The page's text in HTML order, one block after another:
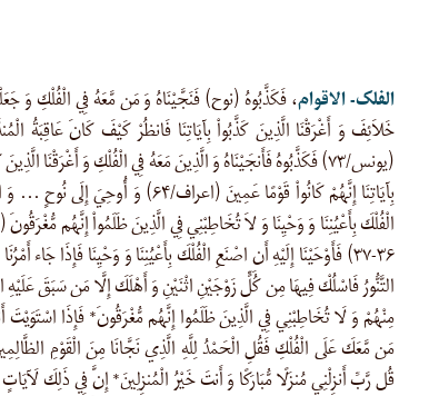
الفلک- الاقوام، فَكَذَّبُوهُ (نوح) فَنَجَّيْنَاهُ وَ مَن مَّعَهُ فِي الْفُلْكِ وَ
خَلاَئِفَ وَ أَغْرَقْنَا الَّذِينَ كَذَّبُواْ بِآيَاتِنَا فَانظُرْ كَيْفَ كَانَ عَاقِبَةُ
(يونس/۷۳) فَكَذَّبُوهُ فَأَنجَيْنَاهُ وَ الَّذِينَ مَعَهُ فِي الْفُلْكِ وَ أَغْرَقْنَا
بِآيَاتِنَا إِنَّهُمْ كَانُواْ قَوْمًا عَمِينَ (اعراف/۶۴) وَ أُوحِيَ إِلَى
الْفُلْكَ بِأَعْيُنِنَا وَ وَحْيِنَا وَ لاَ تُخَاطِبْنِي فِي الَّذِينَ ظَلَمُواْ إِنَّهُم
۳۶-۳۷) فَأَوْحَيْنَا إِلَيْهِ أَنِ اصْنَعِ الْفُلْكَ بِأَعْيُنِنَا وَ وَحْيِنَا فَإِذَا جَاء
التَّنُّورُ فَاسْلُكْ فِيهَا مِن كُلٍّ زَوْجَيْنِ اثْنَيْنِ وَ أَهْلَكَ إِلَّا مَن سَبَقَ عَلَيْهِ
مِنْهُمْ وَ لَا تُخَاطِبْنِي فِي الَّذِينَ ظَلَمُوا إِنَّهُم مُّغْرَقُونَ* فَإِذَا اسْتَوَيْتَ
مَن مَّعَكَ عَلَى الْفُلْكِ فَقُلِ الْحَمْدُ لِلَّهِ الَّذِي نَجَّانَا مِنَ الْقَوْمِ
قُل رَّبِّ أَنزِلْنِي مُنزَلًا مُّبَارَكًا وَ أَنتَ خَيْرُ الْمُنزِلِينَ* إِنَّ فِي ذَلِكَ